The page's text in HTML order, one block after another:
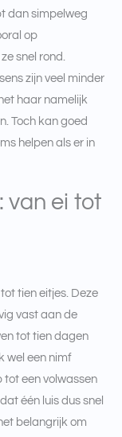
dan simpelweg
op
snel rond.
zijn veel minder
haar namelijk
Toch kan goed
helpen als er in
van ei tot
tien eitjes. Deze
vast aan de
tot tien dagen
wel een nimf
tot een volwassen
één luis dus snel
belangrijk om